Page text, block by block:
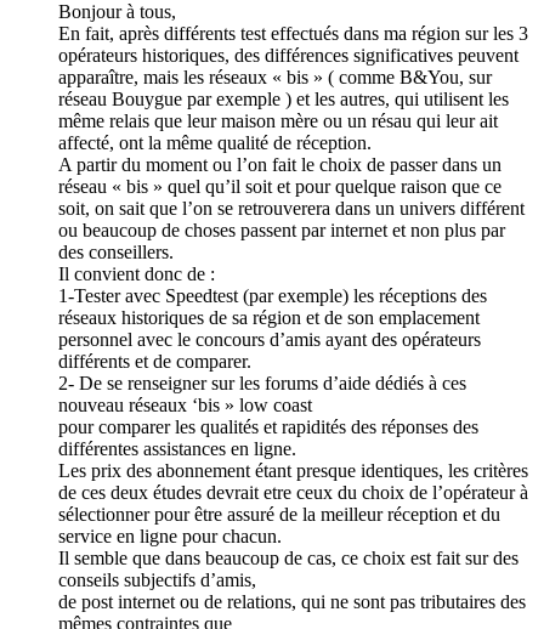
Bonjour à tous,
En fait, après différents test effectués dans ma région sur les 3
opérateurs historiques, des différences significatives peuvent
apparaître, mais les réseaux « bis » ( comme B&You, sur
réseau Bouygue par exemple ) et les autres, qui utilisent les
même relais que leur maison mère ou un résau qui leur ait
affecté, ont la même qualité de réception.
A partir du moment ou l’on fait le choix de passer dans un
réseau « bis » quel qu’il soit et pour quelque raison que ce
soit, on sait que l’on se retrouverera dans un univers différent
ou beaucoup de choses passent par internet et non plus par
des conseillers.
Il convient donc de :
1-Tester avec Speedtest (par exemple) les réceptions des
réseaux historiques de sa région et de son emplacement
personnel avec le concours d’amis ayant des opérateurs
différents et de comparer.
2- De se renseigner sur les forums d’aide dédiés à ces
nouveau réseaux ‘bis » low coast
pour comparer les qualités et rapidités des réponses des
différentes assistances en ligne.
Les prix des abonnement étant presque identiques, les critères
de ces deux études devrait etre ceux du choix de l’opérateur à
sélectionner pour être assuré de la meilleur réception et du
service en ligne pour chacun.
Il semble que dans beaucoup de cas, ce choix est fait sur des
conseils subjectifs d’amis,
de post internet ou de relations, qui ne sont pas tributaires des
mêmes contraintes que